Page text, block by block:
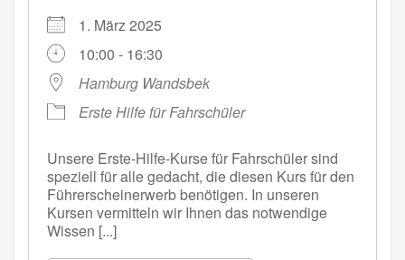
1. März 2025
10:00 - 16:30
Hamburg Wandsbek
Erste Hilfe für Fahrschüler
Unsere Erste-Hilfe-Kurse für Fahrschüler sind
speziell für alle gedacht, die diesen Kurs für den
Führerscheinerwerb benötigen. In unseren
Kursen vermitteln wir Ihnen das notwendige
Wissen [...]